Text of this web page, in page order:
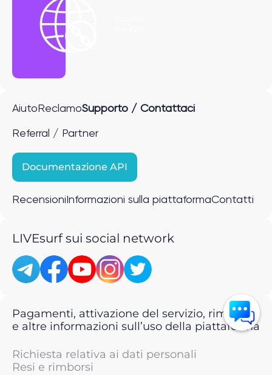
Aiuto ReclamoSupporto / Contattaci
Referral / Partner
Documentazione API
Recensioni Informazioni sulla piattaformaContatti
LIVEsurf sui social network
Pagamenti, attivazione del servizio, rimborsi
e altre informazioni sull’uso della piattaforma
Richiesta relativa ai dati personali
Resi e rimborsi